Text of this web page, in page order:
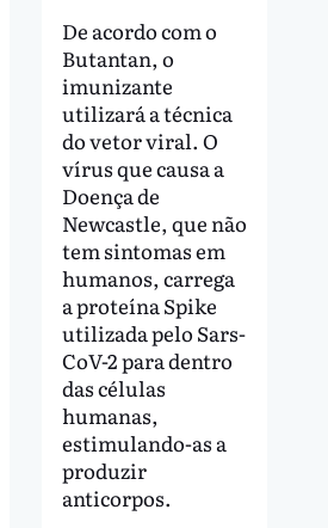
De acordo com o
Butantan, o
imunizante
utilizará a técnica
do vetor viral. O
vírus que causa a
Doença de
Newcastle, que não
tem sintomas em
humanos, carrega
a proteína Spike
utilizada pelo Sars-
CoV-2 para dentro
das células
humanas,
estimulando-as a
produzir
anticorpos.